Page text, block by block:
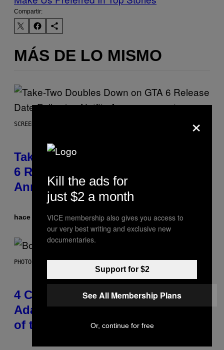
Compartir:
MÁS DE LO MISMO
SCREENSHOT: ROCKSTAR GAMES
Take-Two Doubles Down on GTA
6 Release Date Following Netflix
Announcement
hace 39 minutosPorBrent Koepp
PHOTO BY FRANK MICELOTTA/IMAGEDIRECT
4 Classic Rock Bands That
Adapted to the New Rock Sound
of the 2000s
×
Kill the ads for
just $2 a month
VICE membership also gives you access to
our very best writing and exclusive new
documentaries.
Support for $2
See All Membership Plans
Or, continue for free